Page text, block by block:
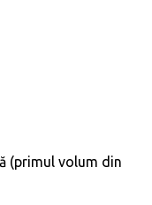
(primul volum din